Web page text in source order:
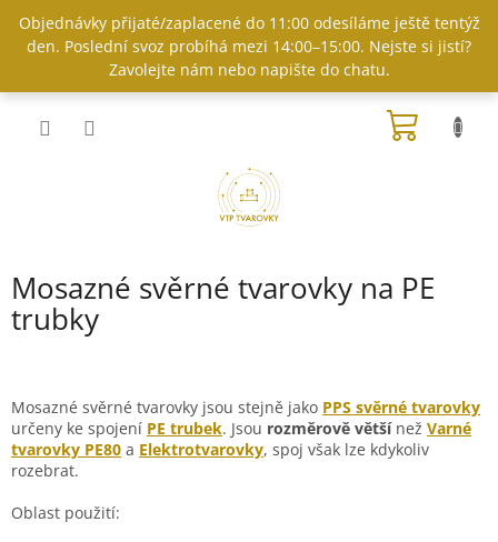
obsah
Objednávky přijaté/zaplacené do 11:00 odesíláme ještě tentýž
den. Poslední svoz probíhá mezi 14:00–15:00. Nejste si jistí?
Zavolejte nám nebo napište do chatu.
Mosazné svěrné tvarovky na PE
trubky
Mosazné svěrné tvarovky jsou stejně jako PPS svěrné tvarovky
určeny ke spojení PE trubek. Jsou rozměrově většínež Varné
tvarovky PE80 a Elektrotvarovky, spoj však lze kdykoliv
rozebrat.
Oblast použití: